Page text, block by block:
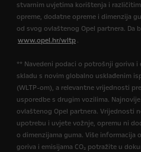
stvarnim uvjetima korištenja i
opreme, dodatne opreme i dimenzija
od svog ovlaštenog Opel partnera. Da
www.opel.hr/wltp .
** Navedeni podaci o potrošnji goriva i
skladu s novim globalno usklađenim
(WLTP-om), a relevantne vrijednosti
usporedbe s drugim vozilima.
ovlaštenog Opel partnera. Vrijednosti
upotrebu i uvjete vožnje, opremu ni
o dimenzijama guma. Više informacija
goriva i emisijama CO₂ potražite u